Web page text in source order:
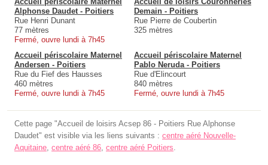
Alphonse Daudet - Poitiers
Rue Henri Dunant
77 mètres
Fermé, ouvre lundi à 7h45
Demain - Poitiers
Rue Pierre de Coubertin
325 mètres
Accueil périscolaire Maternel
Andersen - Poitiers
Rue du Fief des Hausses
460 mètres
Fermé, ouvre lundi à 7h45
Accueil périscolaire Maternel
Pablo Neruda - Poitiers
Rue d'Elincourt
840 mètres
Fermé, ouvre lundi à 7h45
Cette page "Accueil de loisirs Acsep 86 - Poitiers Rue Alphonse
Daudet" est visible via les liens suivants : centre aéré Nouvelle-
Aquitaine, centre aéré 86, centre aéré Poitiers.